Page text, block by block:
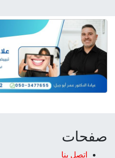
صفحات
اتصل بنا